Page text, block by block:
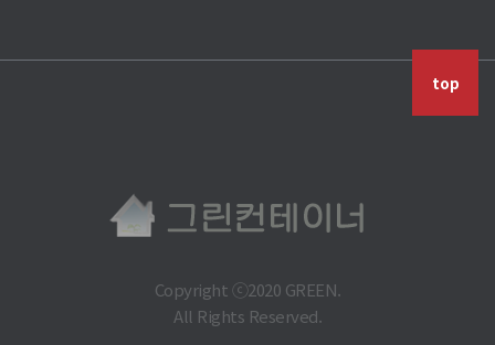
top
Copyright ⓒ2020 GREEN.
All Rights Reserved.